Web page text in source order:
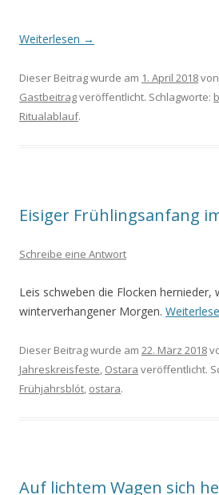
Weiterlesen →
Dieser Beitrag wurde am 1. April 2018von
Gastbeitragveröffentlicht. Schlagworte:
Ritualablauf.
Eisiger Frühlingsanfang
Schreibe eine Antwort
Leis schweben die Flocken hernieder,
winterverhangener Morgen.
Dieser Beitrag wurde am 22. März 2018
Jahreskreisfeste, Ostara veröffentlicht.
Frühjahrsblót, ostara.
Auf lichtem Wagen sich